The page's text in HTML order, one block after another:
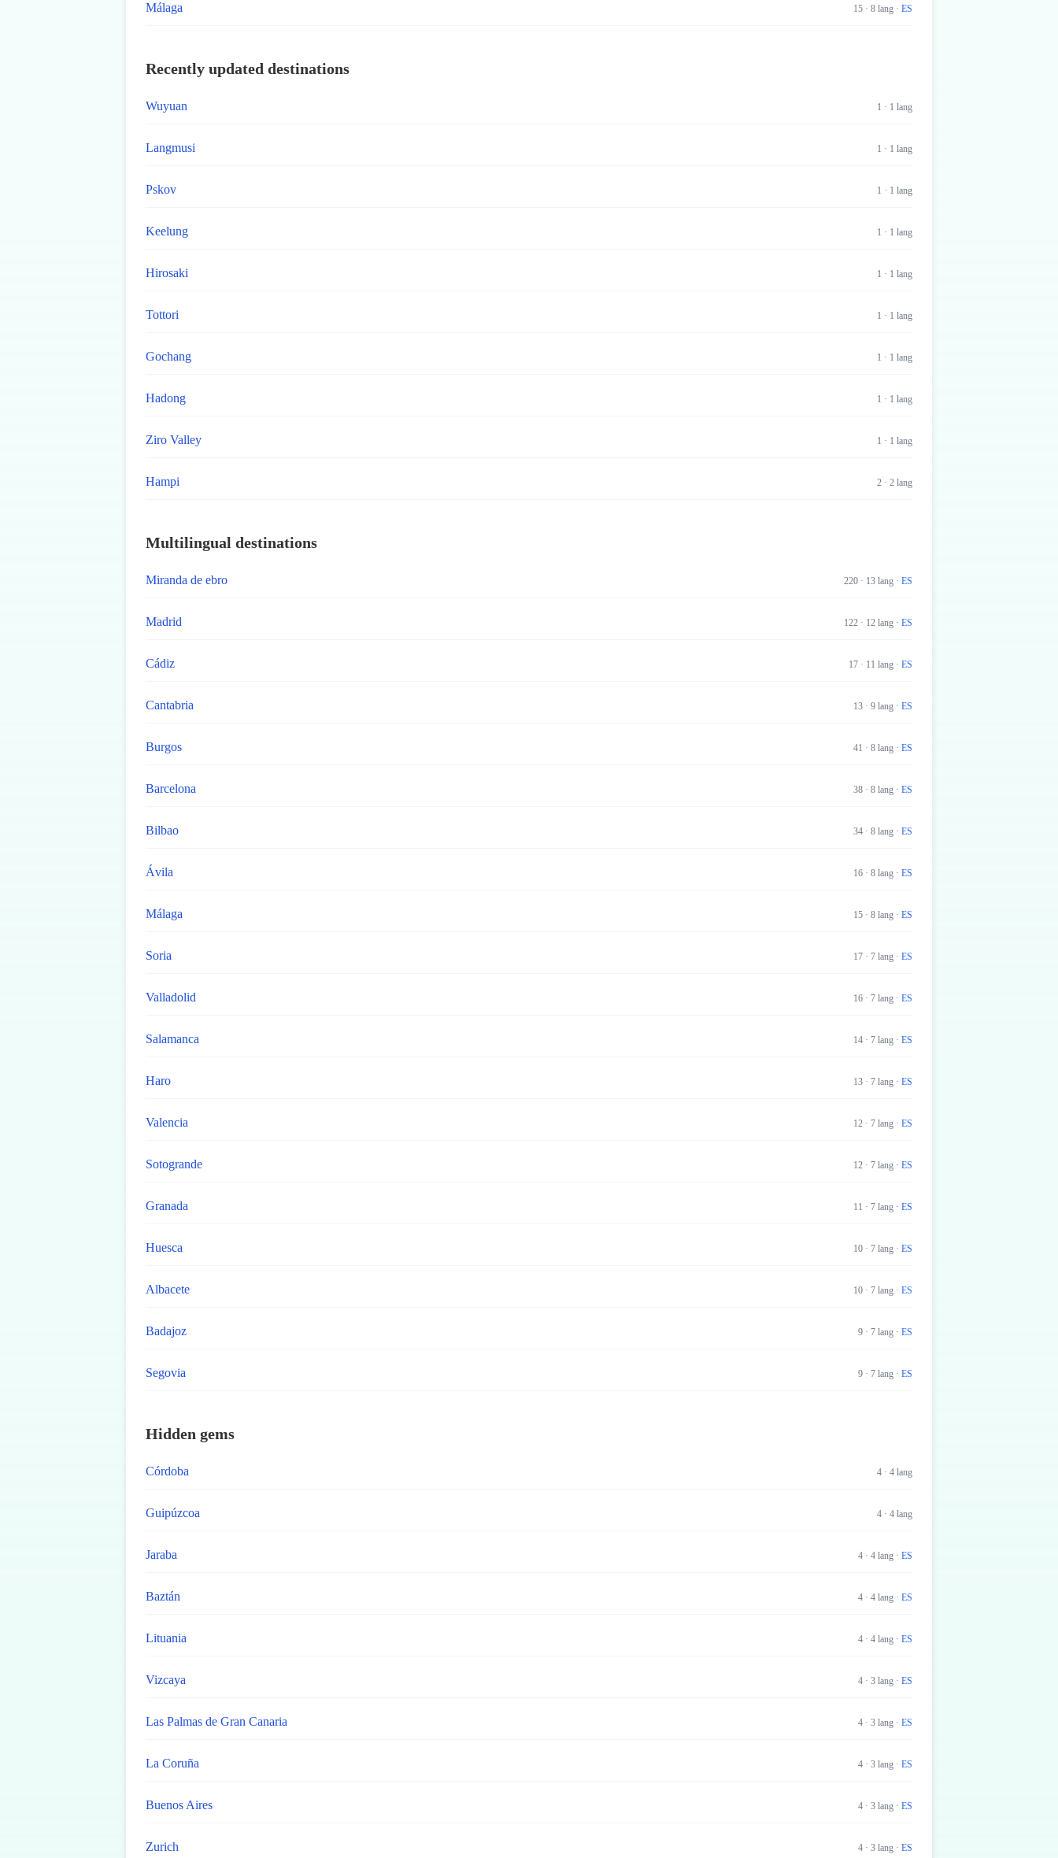
Málaga 15 · 8 lang · ES
Recently updated destinations
Wuyuan 1 · 1 lang
Langmusi 1 · 1 lang
Pskov 1 · 1 lang
Keelung 1 · 1 lang
Hirosaki 1 · 1 lang
Tottori 1 · 1 lang
Gochang 1 · 1 lang
Hadong 1 · 1 lang
Ziro Valley 1 · 1 lang
Hampi 2 · 2 lang
Multilingual destinations
Miranda de ebro 220 · 13 lang · ES
Madrid 122 · 12 lang · ES
Cádiz 17 · 11 lang · ES
Cantabria 13 · 9 lang · ES
Burgos 41 · 8 lang · ES
Barcelona 38 · 8 lang · ES
Bilbao 34 · 8 lang · ES
Ávila 16 · 8 lang · ES
Málaga 15 · 8 lang · ES
Soria 17 · 7 lang · ES
Valladolid 16 · 7 lang · ES
Salamanca 14 · 7 lang · ES
Haro 13 · 7 lang · ES
Valencia 12 · 7 lang · ES
Sotogrande 12 · 7 lang · ES
Granada 11 · 7 lang · ES
Huesca 10 · 7 lang · ES
Albacete 10 · 7 lang · ES
Badajoz 9 · 7 lang · ES
Segovia 9 · 7 lang · ES
Hidden gems
Córdoba 4 · 4 lang
Guipúzcoa 4 · 4 lang
Jaraba 4 · 4 lang · ES
Baztán 4 · 4 lang · ES
Lituania 4 · 4 lang · ES
Vizcaya 4 · 3 lang · ES
Las Palmas de Gran Canaria 4 · 3 lang · ES
La Coruña 4 · 3 lang · ES
Buenos Aires 4 · 3 lang · ES
Zurich 4 · 3 lang · ES